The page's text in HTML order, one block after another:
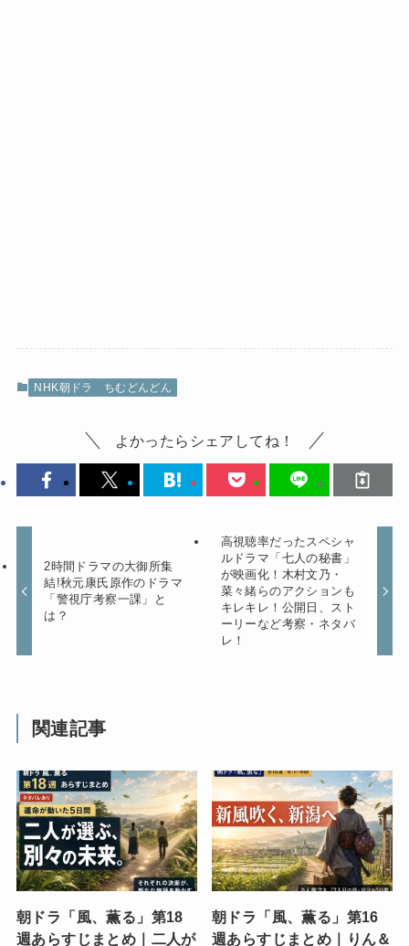
NHK朝ドラ ちむどんどん
よかったらシェアしてね！
2時間ドラマの大御所集
結!秋元康氏原作のドラマ
「警視庁考察一課」と
は？
高視聴率だったスペシャ
ルドラマ「七人の秘書」
が映画化！木村文乃・
菜々緒らのアクションも
キレキレ！公開日、スト
ーリーなど考察・ネタバ
レ！
関連記事
朝ドラ「風、薫る」第18
週あらすじまとめ｜二人が
朝ドラ「風、薫る」第16
週あらすじまとめ｜りん＆